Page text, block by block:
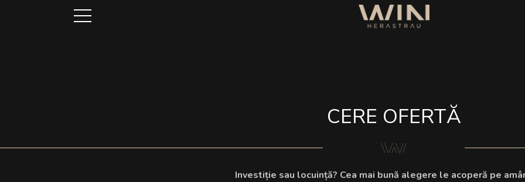
CERE OFERTĂ
Investiție sau locuință? Cea mai bună alegere le acoperă pe